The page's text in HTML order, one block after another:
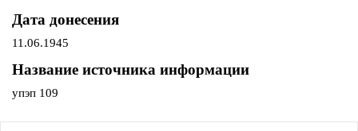
Дата донесения
11.06.1945
Название источника информации
упэп 109